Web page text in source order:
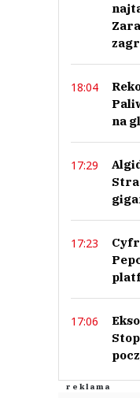
18:04
na
17:29
17:23
17:06